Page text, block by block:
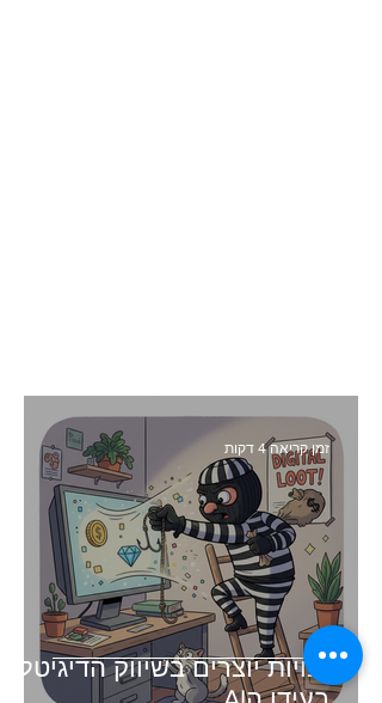
זכויות יוצרים בשיווק הדיגיטלי
זמן קריאה 4 דקות